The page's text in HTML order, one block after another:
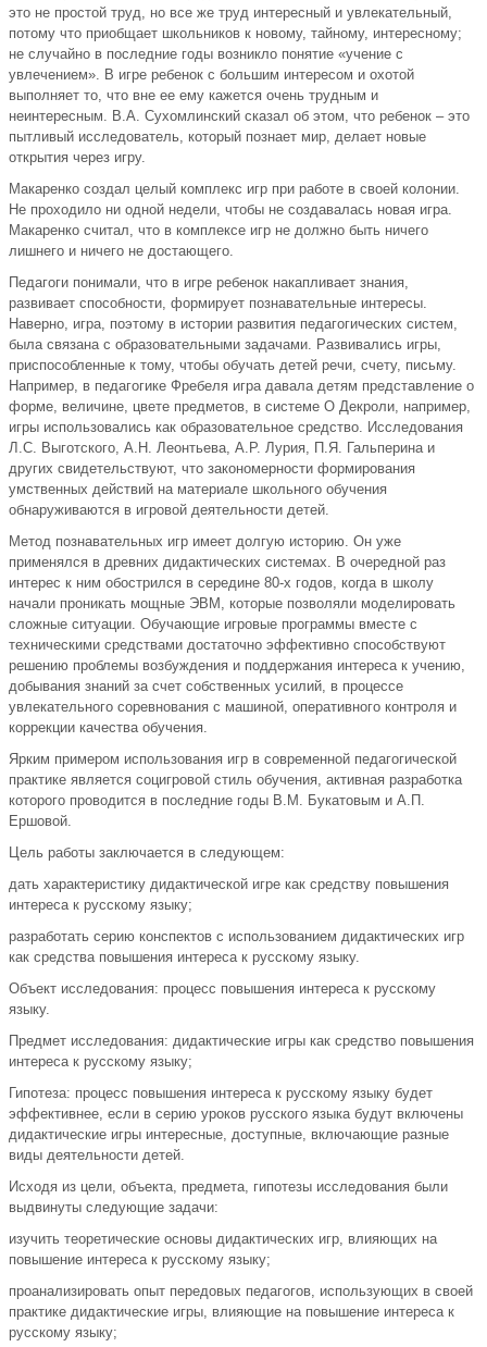
это не простой труд, но все же труд интересный и увлекательный,
потому что приобщает школьников к новому, тайному, интересному;
не случайно в последние годы возникло понятие «учение с
увлечением». В игре ребенок с большим интересом и охотой
выполняет то, что вне ее ему кажется очень трудным и
неинтересным. В.А. Сухомлинский сказал об этом, что ребенок – это
пытливый исследователь, который познает мир, делает новые
открытия через игру.
Макаренко создал целый комплекс игр при работе в своей колонии.
Не проходило ни одной недели, чтобы не создавалась новая игра.
Макаренко считал, что в комплексе игр не должно быть ничего
лишнего и ничего не достающего.
Педагоги понимали, что в игре ребенок накапливает знания,
развивает способности, формирует познавательные интересы.
Наверно, игра, поэтому в истории развития педагогических систем,
была связана с образовательными задачами. Развивались игры,
приспособленные к тому, чтобы обучать детей речи, счету, письму.
Например, в педагогике Фребеля игра давала детям представление о
форме, величине, цвете предметов, в системе О Декроли, например,
игры использовались как образовательное средство. Исследования
Л.С. Выготского, А.Н. Леонтьева, А.Р. Лурия, П.Я. Гальперина и
других свидетельствуют, что закономерности формирования
умственных действий на материале школьного обучения
обнаруживаются в игровой деятельности детей.
Метод познавательных игр имеет долгую историю. Он уже
применялся в древних дидактических системах. В очередной раз
интерес к ним обострился в середине 80-х годов, когда в школу
начали проникать мощные ЭВМ, которые позволяли моделировать
сложные ситуации. Обучающие игровые программы вместе с
техническими средствами достаточно эффективно способствуют
решению проблемы возбуждения и поддержания интереса к учению,
добывания знаний за счет собственных усилий, в процессе
увлекательного соревнования с машиной, оперативного контроля и
коррекции качества обучения.
Ярким примером использования игр в современной педагогической
практике является социгровой стиль обучения, активная разработка
которого проводится в последние годы В.М. Букатовым и А.П.
Ершовой.
Цель работы заключается в следующем:
дать характеристику дидактической игре как средству повышения
интереса к русскому языку;
разработать серию конспектов с использованием дидактических игр
как средства повышения интереса к русскому языку.
Объект исследования: процесс повышения интереса к русскому
языку.
Предмет исследования: дидактические игры как средство повышения
интереса к русскому языку;
Гипотеза: процесс повышения интереса к русскому языку будет
эффективнее, если в серию уроков русского языка будут включены
дидактические игры интересные, доступные, включающие разные
виды деятельности детей.
Исходя из цели, объекта, предмета, гипотезы исследования были
выдвинуты следующие задачи:
изучить теоретические основы дидактических игр, влияющих на
повышение интереса к русскому языку;
проанализировать опыт передовых педагогов, использующих в своей
практике дидактические игры, влияющие на повышение интереса к
русскому языку;